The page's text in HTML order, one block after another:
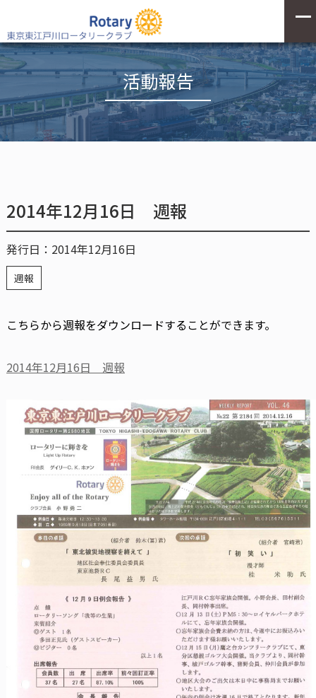
活動報告
2014年12月16日 週報
発行日：2014年12月16日
週報
こちらから週報をダウンロードすることができます。
2014年12月16日 週報